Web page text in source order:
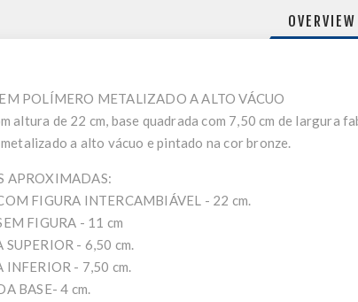
OVERVIEW
POLÍMERO METALIZADO A ALTO VÁCUO
altura de 22 cm, base quadrada com 7,50 cm de largura
a alto vácuo e pintado na cor bronze.
APROXIMADAS:
FIGURA INTERCAMBIÁVEL - 22 cm.
FIGURA - 11 cm
SUPERIOR - 6,50 cm.
INFERIOR - 7,50 cm.
BASE- 4 cm.